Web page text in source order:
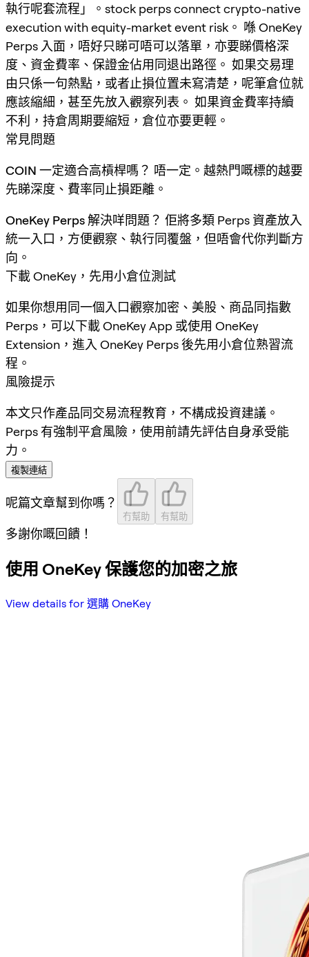
執行呢套流程」。stock perps connect crypto-native
execution with equity-market event risk。 喺 OneKey
Perps 入面，唔好只睇可唔可以落單，亦要睇價格深
度、資金費率、保證金佔用同退出路徑。 如果交易理
由只係一句熱點，或者止損位置未寫清楚，呢筆倉位就
應該縮細，甚至先放入觀察列表。 如果資金費率持續
不利，持倉周期要縮短，倉位亦要更輕。
常見問題
COIN 一定適合高槓桿嗎？ 唔一定。越熱門嘅標的越要
先睇深度、費率同止損距離。
OneKey Perps 解決咩問題？ 佢將多類 Perps 資產放入
統一入口，方便觀察、執行同覆盤，但唔會代你判斷方
向。
下載 OneKey，先用小倉位測試
如果你想用同一個入口觀察加密、美股、商品同指數
Perps，可以下載 OneKey App 或使用 OneKey
Extension，進入 OneKey Perps 後先用小倉位熟習流
程。
風險提示
本文只作產品同交易流程教育，不構成投資建議。
Perps 有強制平倉風險，使用前請先評估自身承受能
力。
複製連結
呢篇文章幫到你嗎？
冇幫助 有幫助
多謝你嘅回饋！
使用 OneKey 保護您的加密之旅
View details for 選購 OneKey